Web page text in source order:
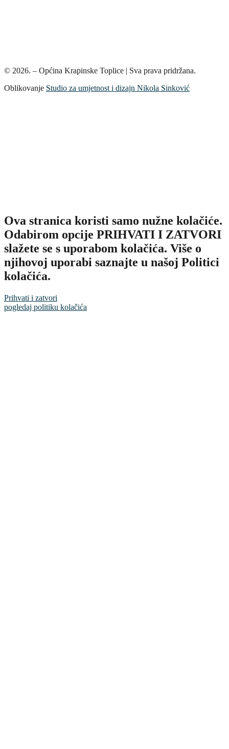
© 2026. – Općina Krapinske Toplice | Sva prava pridržana.
Oblikovanje Studio za umjetnost i dizajn Nikola Sinković
Ova stranica koristi samo nužne kolačiće.
Odabirom opcije PRIHVATI I ZATVORI
slažete se s uporabom kolačića. Više o
njihovoj uporabi saznajte u našoj Politici
kolačića.
Prihvati i zatvori
pogledaj politiku kolačića